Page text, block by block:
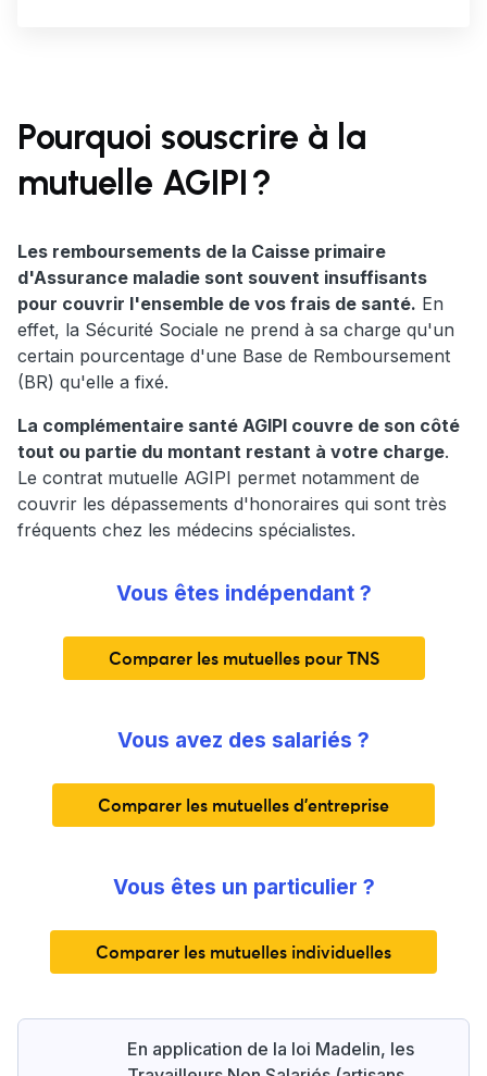
Pourquoi souscrire à la
mutuelle AGIPI ?
Les remboursements de la Caisse primaire
d'Assurance maladie sont souvent insuffisants
pour couvrir l'ensemble de vos frais de santé. En
effet, la Sécurité Sociale ne prend à sa charge qu'un
certain pourcentage d'une Base de Remboursement
(BR) qu'elle a fixé.
La complémentaire santé AGIPI couvre de son côté
tout ou partie du montant restant à votre charge.
Le contrat mutuelle AGIPI permet notamment de
couvrir les dépassements d'honoraires qui sont très
fréquents chez les médecins spécialistes.
Vous êtes indépendant ?
Comparer les mutuelles pour TNS
Vous avez des salariés ?
Comparer les mutuelles d'entreprise
Vous êtes un particulier ?
Comparer les mutuelles individuelles
En application de la loi Madelin, les